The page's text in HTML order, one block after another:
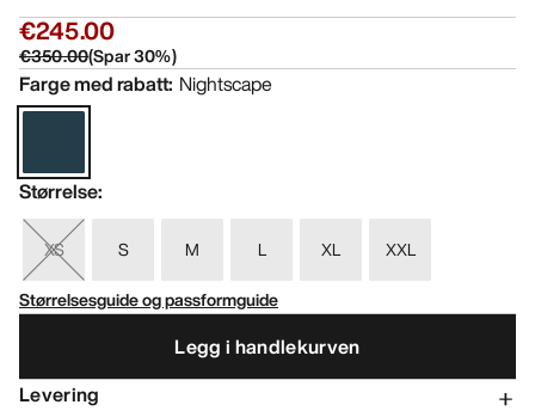
€245.00
€350.00(Spar30%)
Farge med rabatt: Nightscape
Størrelse:
XS S M L XL
XXL
Størrelsesguide og passformguide
Legg i handlekurven
Levering